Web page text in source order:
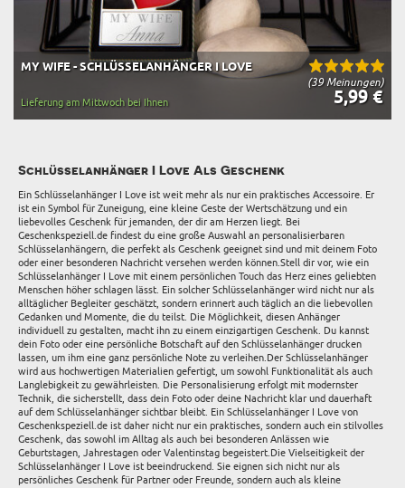
(39 Meinungen)
MY WIFE - SCHLÜSSELANHÄNGER I LOVE
5,99 €
Lieferung am Mittwoch bei Ihnen
Schlüsselanhänger I Love Als Geschenk
Ein Schlüsselanhänger I Love ist weit mehr als nur ein praktisches Accessoire. Er
ist ein Symbol für Zuneigung, eine kleine Geste der Wertschätzung und ein
liebevolles Geschenk für jemanden, der dir am Herzen liegt. Bei
Geschenkspeziell.de findest du eine große Auswahl an personalisierbaren
Schlüsselanhängern, die perfekt als Geschenk geeignet sind und mit deinem Foto
oder einer besonderen Nachricht versehen werden können.Stell dir vor, wie ein
Schlüsselanhänger I Love mit einem persönlichen Touch das Herz eines geliebten
Menschen höher schlagen lässt. Ein solcher Schlüsselanhänger wird nicht nur als
alltäglicher Begleiter geschätzt, sondern erinnert auch täglich an die liebevollen
Gedanken und Momente, die du teilst. Die Möglichkeit, diesen Anhänger
individuell zu gestalten, macht ihn zu einem einzigartigen Geschenk. Du kannst
dein Foto oder eine persönliche Botschaft auf den Schlüsselanhänger drucken
lassen, um ihm eine ganz persönliche Note zu verleihen.Der Schlüsselanhänger
wird aus hochwertigen Materialien gefertigt, um sowohl Funktionalität als auch
Langlebigkeit zu gewährleisten. Die Personalisierung erfolgt mit modernster
Technik, die sicherstellt, dass dein Foto oder deine Nachricht klar und dauerhaft
auf dem Schlüsselanhänger sichtbar bleibt. Ein Schlüsselanhänger I Love von
Geschenkspeziell.de ist daher nicht nur ein praktisches, sondern auch ein stilvolles
Geschenk, das sowohl im Alltag als auch bei besonderen Anlässen wie
Geburtstagen, Jahrestagen oder Valentinstag begeistert.Die Vielseitigkeit der
Schlüsselanhänger I Love ist beeindruckend. Sie eignen sich nicht nur als
persönliches Geschenk für Partner oder Freunde, sondern auch als kleine